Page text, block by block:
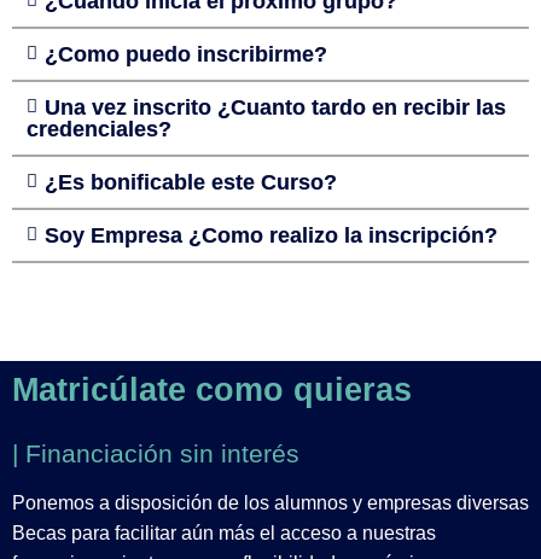
¿Como puedo inscribirme?
Una vez inscrito ¿Cuanto tardo en recibir las
credenciales?
¿Es bonificable este Curso?
Soy Empresa ¿Como realizo la inscripción?
Matricúlate como quieras
| Financiación sin interés
Ponemos a disposición de los alumnos y empresas diversas
Becas para facilitar aún más el acceso a nuestras